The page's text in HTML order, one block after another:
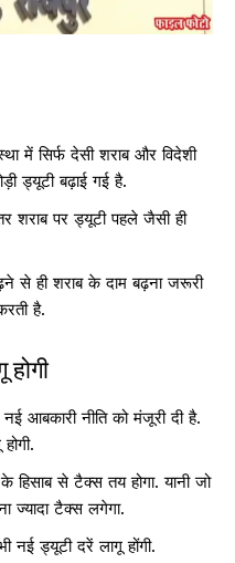
में सिर्फ देसी शराब और विदेशी
ड्यूटी बढ़ाई गई है.
शराब पर ड्यूटी पहले जैसी ही
से ही शराब के दाम बढ़ना जरूरी
है.
आबकारी नीति को मंजूरी दी है.
हिसाब से टैक्स तय होगा. यानी जो
ज्यादा टैक्स लगेगा.
नई ड्यूटी दरें लागू होंगी.